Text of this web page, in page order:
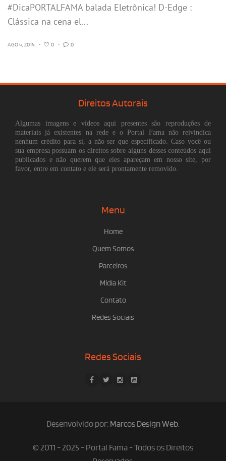
#DicaPORTALFAMA balada Eletrônica! D-Edge :
Clássica na cena el...
AGO 4, 2014 • 0 • 0
Direitos Autorais
Algumas imagens e vídeos aqui presentes são reproduções de
materiais já existentes na rede e o Portal Fama não reivindica
nenhum crédito para si, a não ser que especificado. Caso você ou
sua empresa possuam os direitos sobre alguns desses conteúdos aqui
publicados e não querem que eles apareçam em nosso site, por
favor, entre em contato e ele será prontamente removido.
Menu
Home
Quem Somos
Parceiros
Mídia Kit
Contato
Redes Sociais
Redes Sociais
Desenvolvido por: Marcos Design Web.
© 2011 - 2025 - Portal Fama - Todos os Direitos